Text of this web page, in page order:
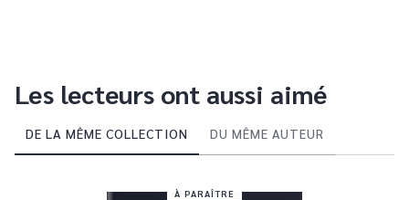
Les lecteurs ont aussi aimé
DE LA MÊME COLLECTION DU MÊME AUTEUR
À PARAÎTRE